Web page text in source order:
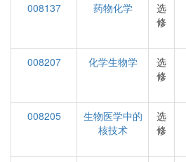
008137
药物化学
选
修
008207
化学生物学
选
修
008205
生物医学中的
核技术
选
修